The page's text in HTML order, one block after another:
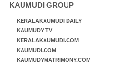
KAUMUDI GROUP
KERALAKAUMUDI DAILY
KAUMUDY TV
KERALAKAUMUDI.COM
KAUMUDI.COM
KAUMUDYMATRIMONY.COM